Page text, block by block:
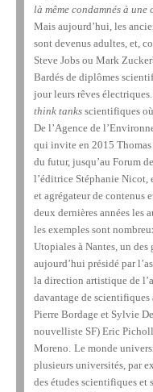
là même condamnés à
Mais aujourd’hui, les
sont devenus adultes, et,
Steve Jobs ou Mark
Bardés de diplômes
jour leurs rêves
think tanks scientifiques
De l’Agence de
qui invite en 2015
du futur, jusqu’au Forum
l’éditrice Stéphanie Nicot,
et agrégateur de contenus
deux dernières années les
les exemples sont
Utopiales à Nantes, un des
aujourd’hui présidé par
la direction artistique de
davantage de
Pierre Bordage et Sylvie
nouvelliste SF) Eric
Moreno. Le monde
plusieurs universités, par
des études scientifiques et